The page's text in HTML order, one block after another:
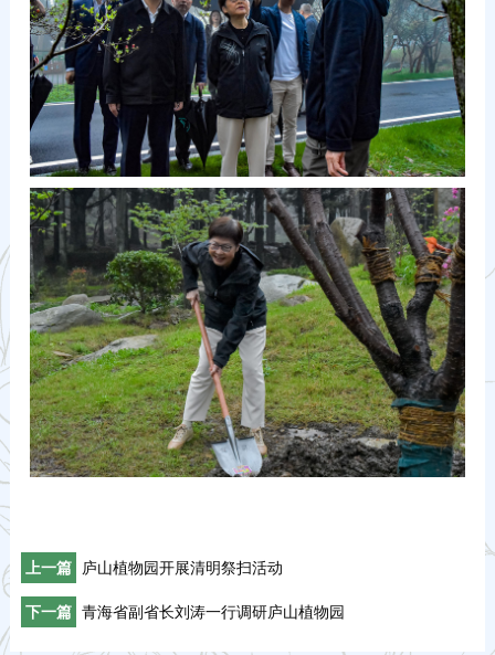
上一篇 庐山植物园开展清明祭扫活动
下一篇 青海省副省长刘涛一行调研庐山植物园